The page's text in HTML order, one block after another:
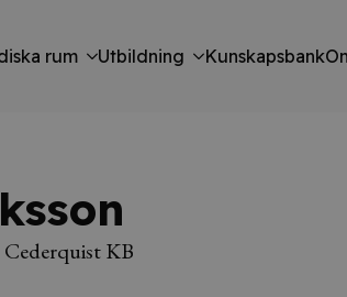
rum Utbildning Kunskapsbank
KB